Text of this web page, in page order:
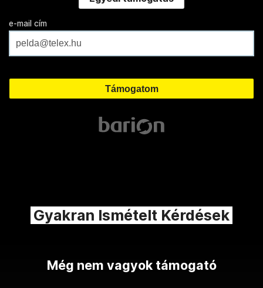
e-mail cím
Gyakran Ismételt Kérdések
Még nem vagyok támogató